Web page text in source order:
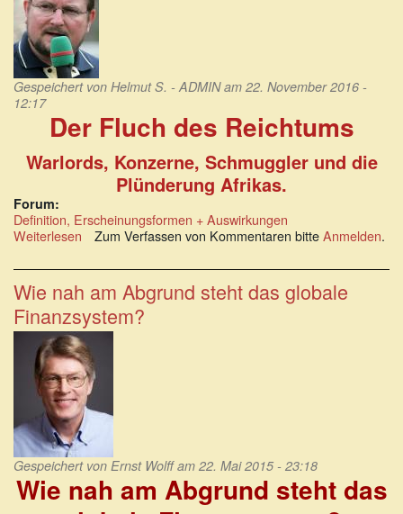
Gespeichert von Helmut S. - ADMINam 22. November 2016 -
12:17
Der Fluch des Reichtums
Warlords, Konzerne, Schmuggler und die
Plünderung Afrikas.
Forum:
Definition, Erscheinungsformen + Auswirkungen
Weiterlesen über
Fluch
des
Reichtums
Warlords,
Konzerne,
Schmuggler
und
die
Plünderung
Afrikas.
Zum Verfassen von Kommentaren bitteAnmelden.
Wie nah am Abgrund steht das globale
Finanzsystem?
Gespeichert von Ernst Wolffam 22. Mai 2015 - 23:18
Wie nah am Abgrund steht das